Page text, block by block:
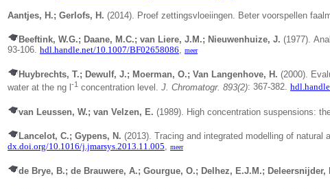
Aantjes, H.; Gerlofs, H. (2014). Proef zettingsvloeiingen. Beter voorspellen
Beeftink, W.G.; Daane, M.C.; van Liere, J.M.; Nieuwenhuize, J. (1977).
93-106. hdl.handle.net/10.1007/BF02658086, meer
Huybrechts, T.; Dewulf, J.; Moerman, O.; Van Langenhove, H. (2000).
water at the ng l-1 concentration level. J. Chromatogr. 893(2): 367-382.
van Leussen, W.; van Velzen, E. (1989). High concentration suspensions:
Lancelot, C.; Gypens, N. (2013). Tracing and integrated modelling of
dx.doi.org/10.1016/j.jmarsys.2013.11.005
meer
de Brye, B.; de Brauwere, A.; Gourgue, O.; Delhez, E.J.M.; Deleersnijder,